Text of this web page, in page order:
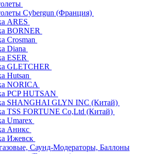
Cybergun (Франция)
ARES
BORNER
Crosman
Diana
ESER
GLETCHER
Hutsan
NORICA
PCP HUTSAN
SHANGHAI GLYN INC (Китай)
TSS FORTUNE Co,Ltd (Китай)
Umarex
Аникс
Ижевск
Саунд-Модераторы, Баллоны